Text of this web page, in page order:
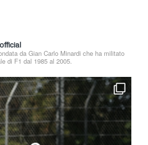
da Gian Carlo Minardi che ha militato
di F1 dal 1985 al 2005.